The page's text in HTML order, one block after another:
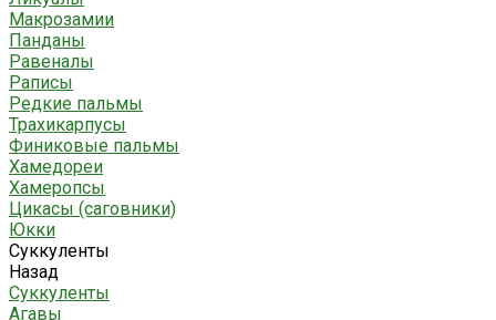
Макрозамии
Панданы
Равеналы
Раписы
Редкие пальмы
Трахикарпусы
Финиковые пальмы
Хамедореи
Хамеропсы
Цикасы (саговники)
Юкки
Суккуленты
Назад
Суккуленты
Агавы